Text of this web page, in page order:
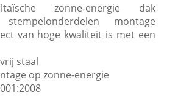
zonne-energie dak
stempelonderdelen montage
van hoge kwaliteit is met een
staal
op zonne-energie